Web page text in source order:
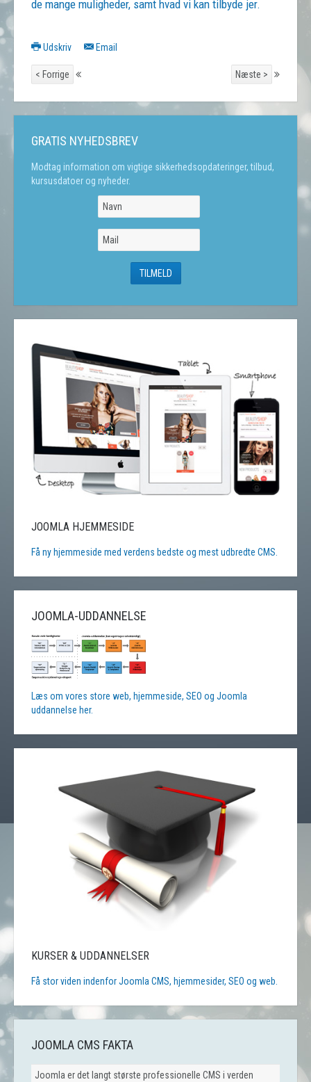
de mange muligheder, samt hvad vi kan tilbyde jer.
Udskriv Email
< Forrige Næste >
GRATIS NYHEDSBREV
Modtag information om vigtige sikkerhedsopdateringer, tilbud,
kursusdatoer og nyheder.
JOOMLA HJEMMESIDE
Få ny hjemmeside med verdens bedste og mest udbredte CMS.
JOOMLA-UDDANNELSE
Læs om vores store web, hjemmeside, SEO og Joomla
uddannelse her.
KURSER & UDDANNELSER
Få stor viden indenfor Joomla CMS, hjemmesider, SEO og web.
JOOMLA CMS FAKTA
Joomla er det langt største professionelle CMS i verden